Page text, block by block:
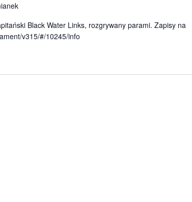
Black Water Links, rozgrywany parami. Zapisy na
v315/#/10245/info